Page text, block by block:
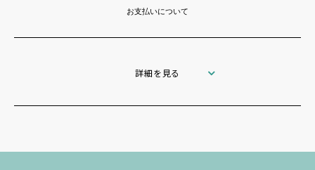
お支払いについて
詳細を見る